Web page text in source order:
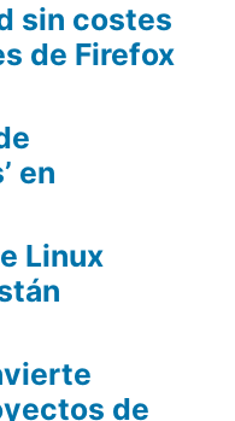
sin costes
de Firefox
en
Linux
de